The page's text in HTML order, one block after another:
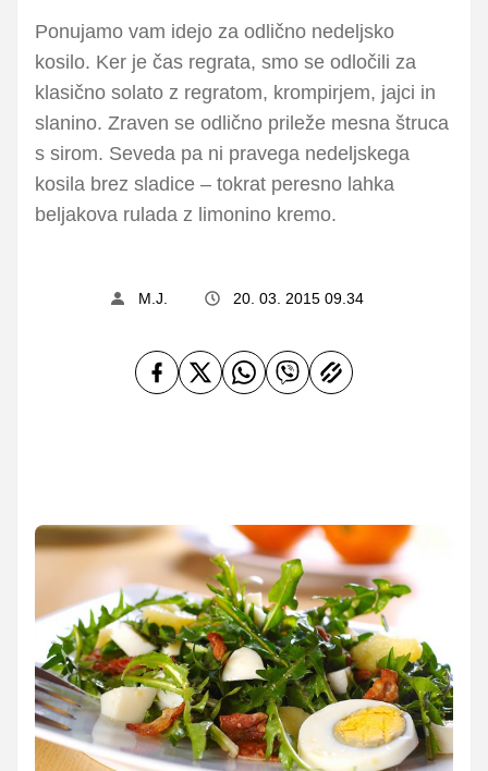
Ponujamo vam idejo za odlično nedeljsko
kosilo. Ker je čas regrata, smo se odločili za
klasično solato z regratom, krompirjem, jajci in
slanino. Zraven se odlično prileže mesna štruca
s sirom. Seveda pa ni pravega nedeljskega
kosila brez sladice – tokrat peresno lahka
beljakova rulada z limonino kremo.
M.J. 20. 03. 2015 09.34